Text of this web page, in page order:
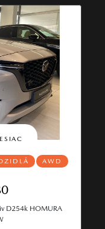
AWD
D254k HOMURA